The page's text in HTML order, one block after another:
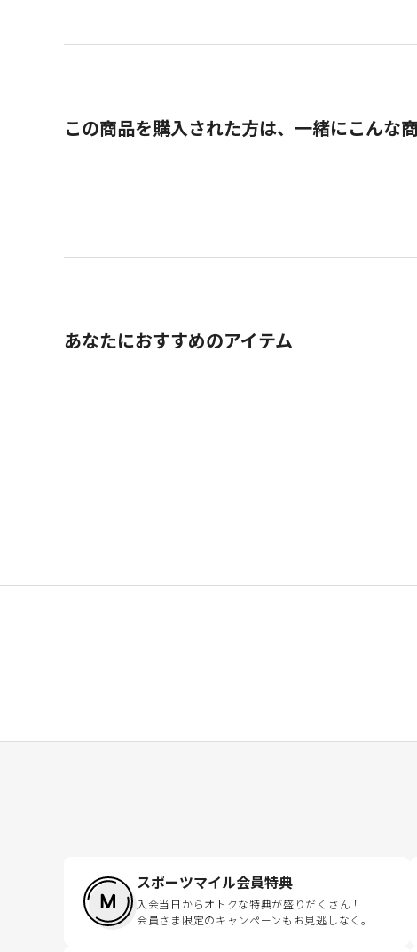
この商品を購入された方は、一緒にこんな
あなたにおすすめのアイテム
スポーツマイル会員特典
入会当日からオトクな特典が盛りだくさん！
会員さま限定のキャンペーンもお見逃しなく。